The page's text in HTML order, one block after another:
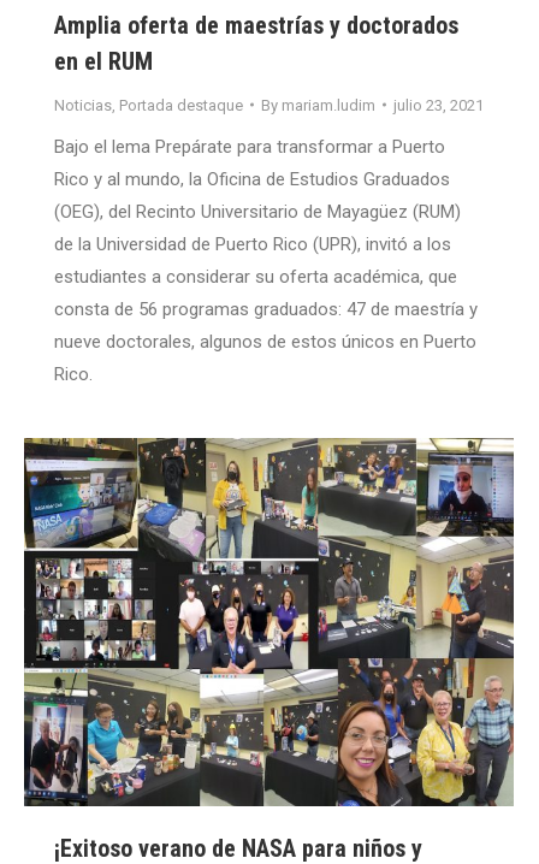
Amplia oferta de maestrías y doctorados
en el RUM
Noticias Portada destaque By mariam.ludim julio 23, 2021
Bajo el lema Prepárate para transformar a Puerto
Rico y al mundo, la Oficina de Estudios Graduados
(OEG), del Recinto Universitario de Mayagüez (RUM)
de la Universidad de Puerto Rico (UPR), invitó a los
estudiantes a considerar su oferta académica, que
consta de 56 programas graduados: 47 de maestría y
nueve doctorales, algunos de estos únicos en Puerto
Rico.
¡Exitoso verano de NASA para niños y